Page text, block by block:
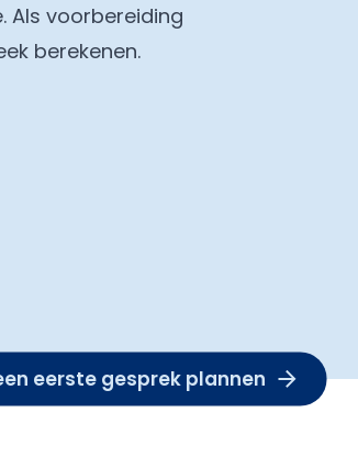
Als voorbereiding
berekenen.
eerste gesprek plannen